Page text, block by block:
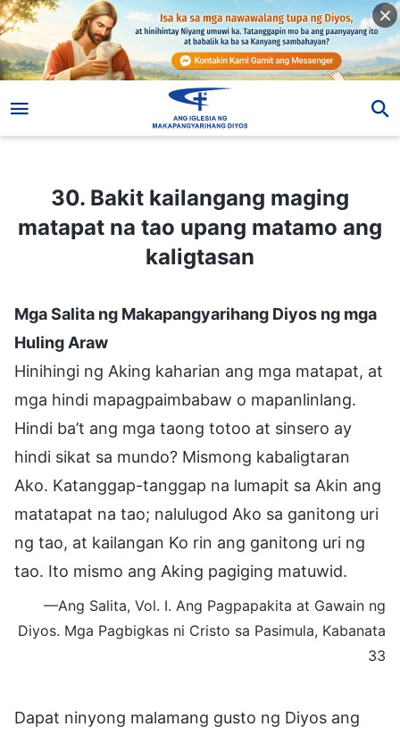
30. Bakit kailangang maging
matapat na tao upang matamo ang
kaligtasan
Mga Salita ng Makapangyarihang Diyos ng mga
Huling Araw
Hinihingi ng Aking kaharian ang mga matapat, at
mga hindi mapagpaimbabaw o mapanlinlang.
Hindi ba’t ang mga taong totoo at sinsero ay
hindi sikat sa mundo? Mismong kabaligtaran
Ako. Katanggap-tanggap na lumapit sa Akin ang
matatapat na tao; nalulugod Ako sa ganitong uri
ng tao, at kailangan Ko rin ang ganitong uri ng
tao. Ito mismo ang Aking pagiging matuwid.
—Ang Salita, Vol. I. Ang Pagpapakita at Gawain ng
Diyos. Mga Pagbigkas ni Cristo sa Pasimula, Kabanata
33
Dapat ninyong malamang gusto ng Diyos ang